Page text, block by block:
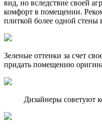
вид, но вследствие своей
комфорт в помещении.
плиткой более одной стены
Зеленые оттенки за счет
придать помещению
Дизайнеры советуют